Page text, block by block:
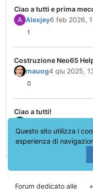
Ciao a tutti e prima
A Alexjey6 feb 2026,
1
Costruzione Neo65
mauog4 giu 2025,
0
Ciao a tutti!
1
Forum dedicato alle +
Questo sito utilizza i
esperienza di